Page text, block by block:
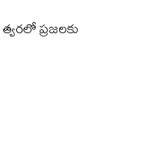
ప్రజలకు